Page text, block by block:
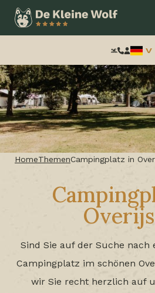
HomeThemenCampingplatz in
Sind Sie auf der Suche nach
Campingplatz im schönen
wir Sie recht herzlich auf